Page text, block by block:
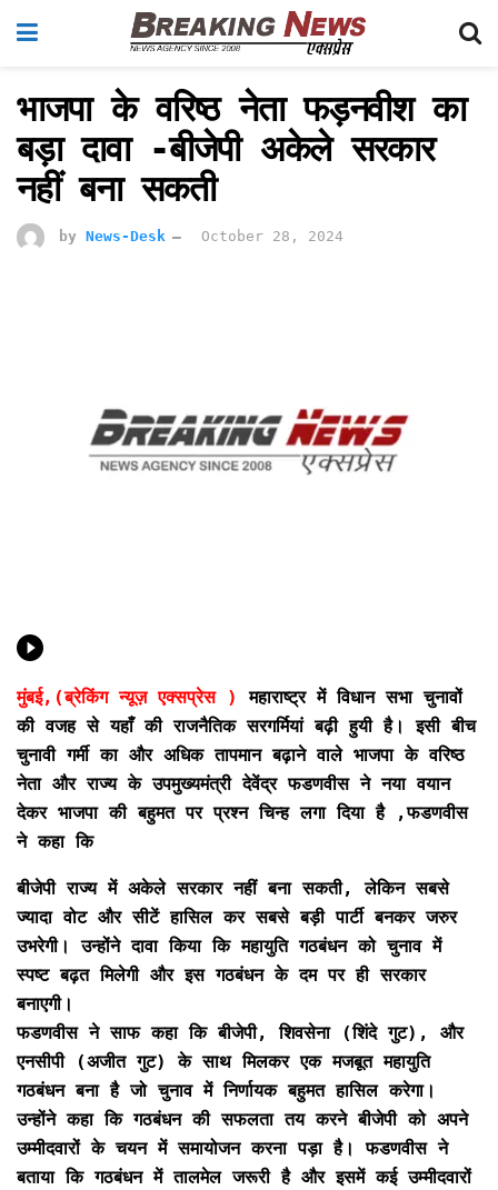
भाजपा के वरिष्ठ नेता फड़नवीश का
बड़ा दावा -बीजेपी अकेले सरकार
नहीं बना सकती
by News-Desk October 28, 2024
मुंबई,(ब्रेकिंग न्यूज़ एक्सप्रेस )
महाराष्ट्र में विधान सभा चुनावों
की वजह से यहाँ की राजनैतिक सरगर्मियां बढ़ी हुयी है। इसी बीच
चुनावी गर्मी का और अधिक तापमान बढ़ाने वाले भाजपा के वरिष्ठ
नेता और राज्य के उपमुख्यमंत्री देवेंद्र फडणवीस ने नया वयान
देकर भाजपा की बहुमत पर प्रश्न चिन्ह लगा दिया है ,फडणवीस
ने कहा कि
बीजेपी राज्य में अकेले सरकार नहीं बना सकती, लेकिन सबसे
ज्यादा वोट और सीटें हासिल कर सबसे बड़ी पार्टी बनकर जरुर
उभरेगी। उन्होंने दावा किया कि महायुति गठबंधन को चुनाव में
स्पष्ट बढ़त मिलेगी और इस गठबंधन के दम पर ही सरकार
बनाएगी।
फडणवीस ने साफ कहा कि बीजेपी, शिवसेना (शिंदे गुट), और
एनसीपी (अजीत गुट) के साथ मिलकर एक मजबूत महायुति
गठबंधन बना है जो चुनाव में निर्णायक बहुमत हासिल करेगा।
उन्होंने कहा कि गठबंधन की सफलता तय करने बीजेपी को अपने
उम्मीदवारों के चयन में समायोजन करना पड़ा है। फडणवीस ने
बताया कि गठबंधन में तालमेल जरूरी है और इसमें कई उम्मीदवारों